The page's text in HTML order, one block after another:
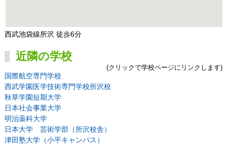
西武池袋線所沢 徒歩6分
近隣の学校
(クリックで学校ページにリンクします)
国際航空専門学校
西武学園医学技術専門学校所沢校
秋草学園短期大学
日本社会事業大学
明治薬科大学
日本大学 芸術学部（所沢校舎）
津田塾大学（小平キャンパス）